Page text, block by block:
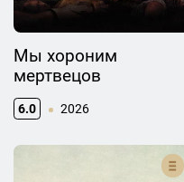
Мы хороним
мертвецов
6.0 2026